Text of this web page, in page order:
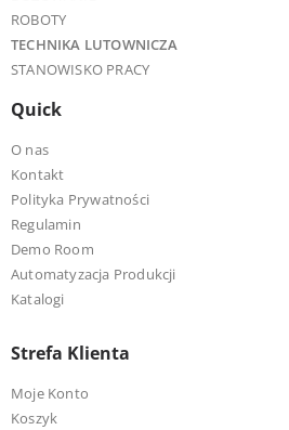
ROBOTY
TECHNIKA LUTOWNICZA
STANOWISKO PRACY
Quick
O nas
Kontakt
Polityka Prywatności
Regulamin
Demo Room
Automatyzacja Produkcji
Katalogi
Strefa Klienta
Moje Konto
Koszyk